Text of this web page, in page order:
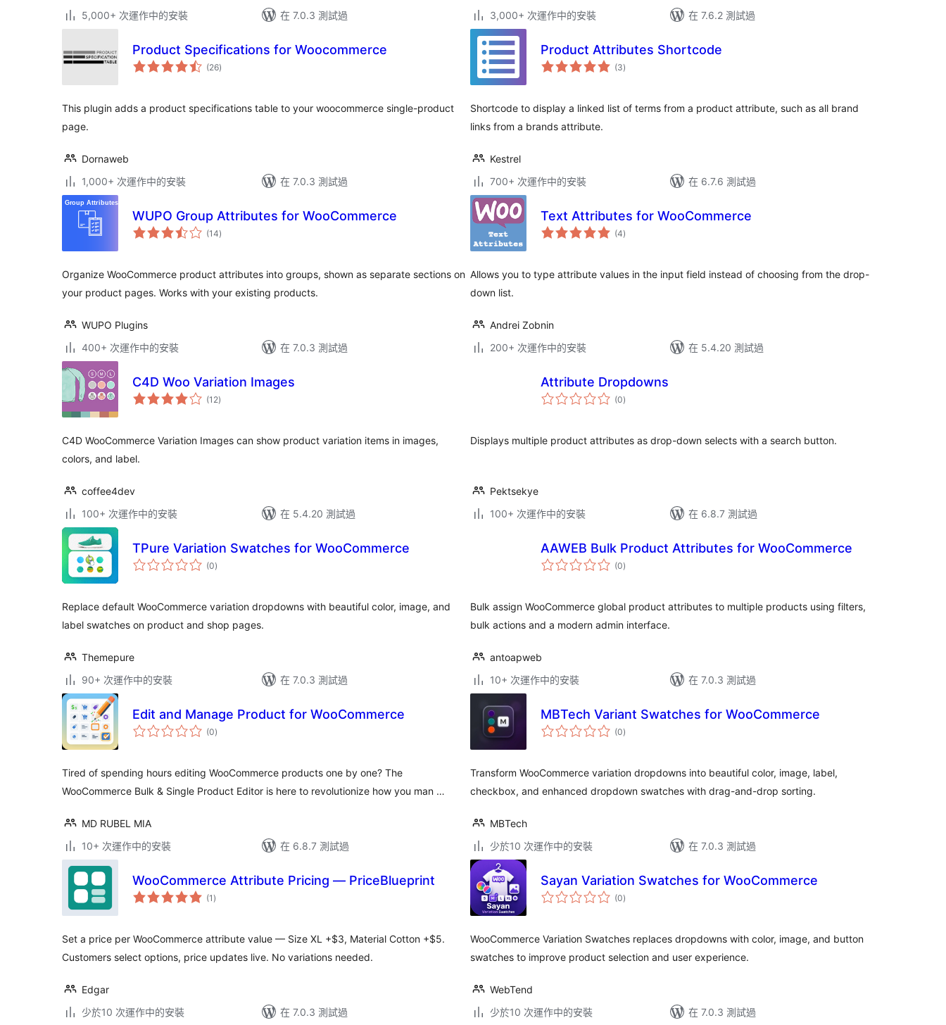
5,000+ 次運作中的安裝
在 7.0.3 測試過
3,000+ 次運作中的安裝
在 7.6.2 測試過
Product Specifications for Woocommerce
(26總
評)
This plugin adds a product specifications table to your woocommerce single-product
page.
Dornaweb
1,000+ 次運作中的安裝
在 7.0.3 測試過
Product Attributes Shortcode
(3總
評)
Shortcode to display a linked list of terms from a product attribute, such as all brand
links from a brands attribute.
Kestrel
700+ 次運作中的安裝
在 6.7.6 測試過
WUPO Group Attributes for WooCommerce
(14總
評)
Organize WooCommerce product attributes into groups, shown as separate sections on
your product pages. Works with your existing products.
WUPO Plugins
400+ 次運作中的安裝
在 7.0.3 測試過
Text Attributes for WooCommerce
(4總
評)
Allows you to type attribute values in the input field instead of choosing from the drop-
down list.
Andrei Zobnin
200+ 次運作中的安裝
在 5.4.20 測試過
C4D Woo Variation Images
(12總
評)
C4D WooCommerce Variation Images can show product variation items in images,
colors, and label.
coffee4dev
100+ 次運作中的安裝
在 5.4.20 測試過
Attribute Dropdowns
(0總
評)
Displays multiple product attributes as drop-down selects with a search button.
Pektsekye
100+ 次運作中的安裝
在 6.8.7 測試過
TPure Variation Swatches for WooCommerce
(0總
評)
Replace default WooCommerce variation dropdowns with beautiful color, image, and
label swatches on product and shop pages.
Themepure
90+ 次運作中的安裝
在 7.0.3 測試過
AAWEB Bulk Product Attributes for WooCommerce
(0總
評)
Bulk assign WooCommerce global product attributes to multiple products using filters,
bulk actions and a modern admin interface.
antoapweb
10+ 次運作中的安裝
在 7.0.3 測試過
Edit and Manage Product for WooCommerce
(0總
評)
Tired of spending hours editing WooCommerce products one by one? The
WooCommerce Bulk & Single Product Editor is here to revolutionize how you man …
MD RUBEL MIA
10+ 次運作中的安裝
在 6.8.7 測試過
MBTech Variant Swatches for WooCommerce
(0總
評)
Transform WooCommerce variation dropdowns into beautiful color, image, label,
checkbox, and enhanced dropdown swatches with drag-and-drop sorting.
MBTech
少於10 次運作中的安裝
在 7.0.3 測試過
WooCommerce Attribute Pricing — PriceBlueprint
(1 總
評)
Set a price per WooCommerce attribute value — Size XL +$3, Material Cotton +$5.
Customers select options, price updates live. No variations needed.
Edgar
少於10 次運作中的安裝
在 7.0.3 測試過
Sayan Variation Swatches for WooCommerce
(0總
評)
WooCommerce Variation Swatches replaces dropdowns with color, image, and button
swatches to improve product selection and user experience.
WebTend
少於10 次運作中的安裝
在 7.0.3 測試過